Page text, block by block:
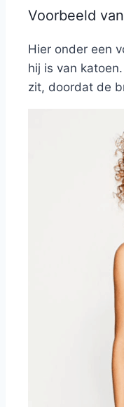
Voorbeeld
Hier onder een
hij is van
zit, doordat de